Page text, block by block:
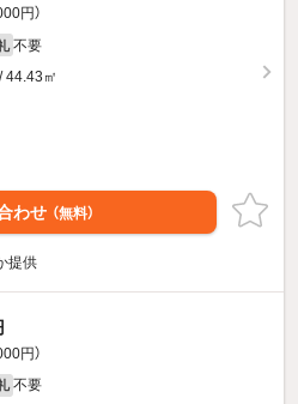
円）
不要
44.43㎡
わせ （無料）
提供
円）
不要